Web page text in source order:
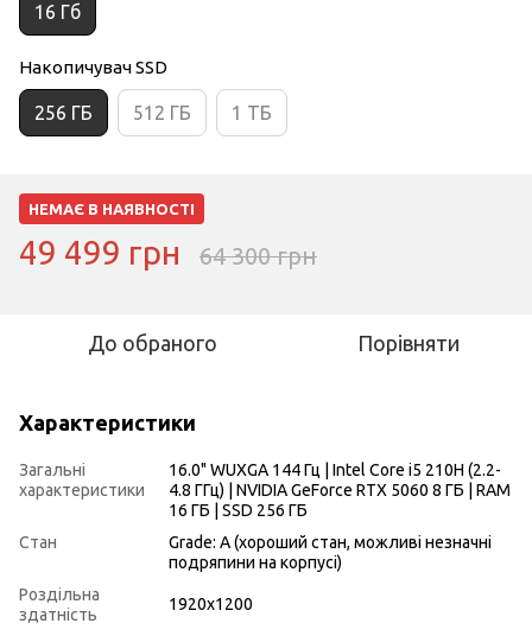
16 Гб
Накопичувач SSD
256 ГБ 512 ГБ 1 ТБ
НЕМАЄ В НАЯВНОСТІ
49 499 грн 64 300 грн
До обраного Порівняти
Характеристики
Загальні
характеристики
16.0" WUXGA 144 Гц | Intel Core i5 210H (2.2-
4.8 ГГц) | NVIDIA GeForce RTX 5060 8 ГБ | RAM
16 ГБ | SSD 256 ГБ
Стан
Grade: A (хороший стан, можливі незначні
подряпини на корпусі)
Роздільна
здатність
1920x1200